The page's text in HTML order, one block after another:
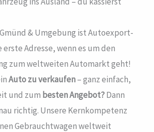
& Umgebung ist Autoexport-
Adresse, wenn es um den
zum weltweiten Automarkt geht!
Auto zu verkaufen– ganz einfach,
und zum besten Angebot?Dann
richtig. Unsere Kernkompetenz
Gebrauchtwagen weltweit